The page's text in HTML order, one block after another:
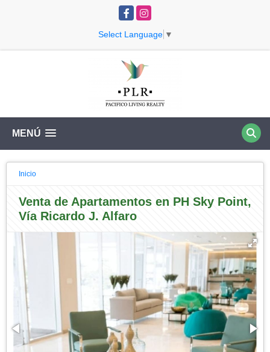
FacebookInstagram
Select Language ▼
MENÚ
Inicio
Venta de Apartamentos en PH Sky Point,
Vía Ricardo J. Alfaro